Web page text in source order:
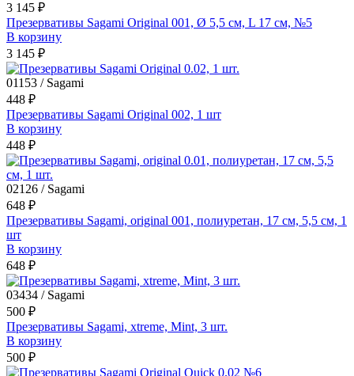
3 145 ₽
Презервативы Sagami Original 001, Ø 5,5 см, L 17 см, №5
В корзину
3 145 ₽
01153 / Sagami
448 ₽
Презервативы Sagami Original 002, 1 шт
В корзину
448 ₽
02126 / Sagami
648 ₽
Презервативы Sagami, original 001, полиуретан, 17 см, 5,5 см, 1
шт
В корзину
648 ₽
03434 / Sagami
500 ₽
Презервативы Sagami, xtreme, Mint, 3 шт.
В корзину
500 ₽